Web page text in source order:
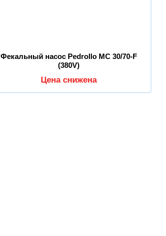
Фекальный насос Pedrollo MC 30/70-F
(380V)
Цена снижена